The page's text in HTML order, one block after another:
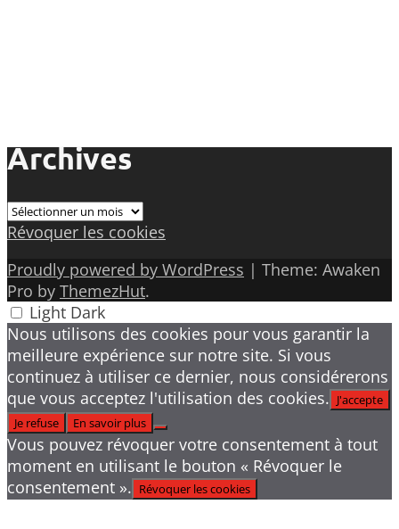
Archives
Archives
Révoquer les cookies
Proudly powered by WordPress | Theme: Awaken
Pro by ThemezHut.
Light Dark
Nous utilisons des cookies pour vous garantir la
meilleure expérience sur notre site. Si vous
continuez à utiliser ce dernier, nous considérerons
que vous acceptez l'utilisation des cookies. J'accepte
Je refuse
En savoir plus
Vous pouvez révoquer votre consentement à tout
moment en utilisant le bouton « Révoquer le
consentement ». Révoquer les cookies